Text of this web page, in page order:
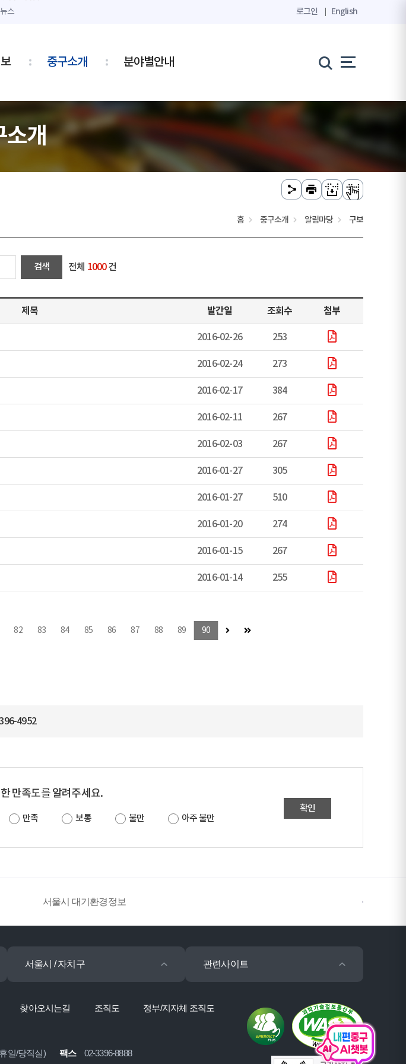
스 로그인 English
중구소개 분야별안내
소개
홈 중구소개 알림마당 구보
전체 1000건
제목 발간일 조회수 첨부
2016-02-26 253
2016-02-24 273
2016-02-17 384
2016-02-11 267
2016-02-03 267
2016-01-27 305
2016-01-27 510
2016-01-20 274
2016-01-15 267
2016-01-14 255
지 82 83 84 85 86 87 88 89 90 다음 페이지마지막 페이지
4952
만족도를 알려주세요.
만족 보통 불만 아주 불만
확인
서울시 대기환경정보
서울시 / 자치구 관련사이트
찾아오시는길 조직도 정부/지자체 조직도
일/당직실) 팩스 02-3396-8888